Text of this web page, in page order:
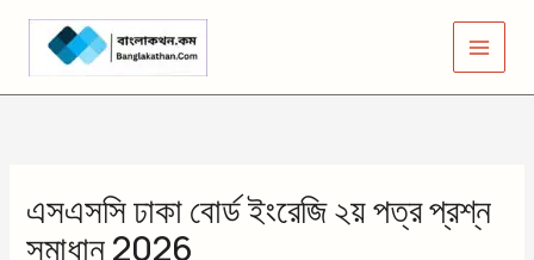
Skip
content
এসএসসি ঢাকা বোর্ড ইংরেজি ২য় পত্র প্রশ্ন
সমাধান 2026